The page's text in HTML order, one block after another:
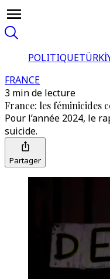
POLITIQUE
FRANCE
3 min de lecture
France: les féminicides
Pour l’année 2024, le
suicide.
Partager